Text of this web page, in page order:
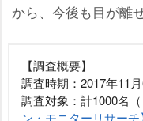
から、今後も目が離
【調査概要】
調査時期：2017年11
調査対象：計1000名
ン・モニターリサーチ